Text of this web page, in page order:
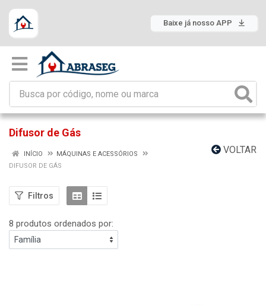
Baixe já nosso APP
Difusor de Gás
VOLTAR
INÍCIO
MÁQUINAS E ACESSÓRIOS
DIFUSOR DE GÁS
Filtros
8 produtos ordenados por: